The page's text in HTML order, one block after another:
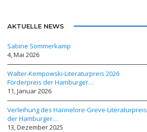
AKTUELLE NEWS
Sabine Sommerkamp
4, Mai 2026
Walter-Kempowski-Literaturpreis 2026
Förderpreis der Hamburger…
11, Januar 2026
Verleihung des Hannelore-Greve-Literaturpreis
der Hamburger…
13, Dezember 2025